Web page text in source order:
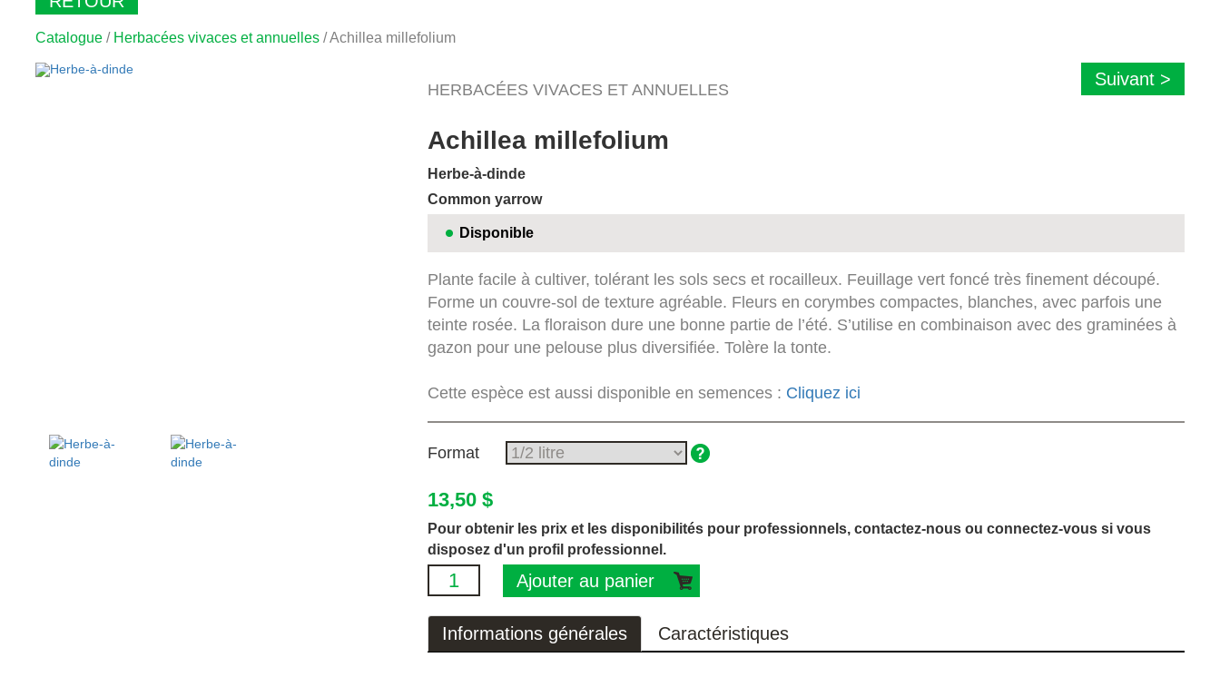
Catalogue/ Herbacées vivaces et annuelles/ Achillea millefolium
Suivant >
HERBACÉES VIVACES ET ANNUELLES
Achillea millefolium
Herbe-à-dinde
Common yarrow
Disponible
Plante facile à cultiver, tolérant les sols secs et rocailleux. Feuillage vert foncé très finement découpé.
Forme un couvre-sol de texture agréable. Fleurs en corymbes compactes, blanches, avec parfois une
teinte rosée. La floraison dure une bonne partie de l’été. S’utilise en combinaison avec des graminées à
gazon pour une pelouse plus diversifiée. Tolère la tonte.
Cette espèce est aussi disponible en semences : Cliquez ici
Format
13,50 $
Pour obtenir les prix et les disponibilités pour professionnels, contactez-nous ou connectez-vous si vous
disposez d'un profil professionnel.
Ajouter au panier
Informations générales Caractéristiques